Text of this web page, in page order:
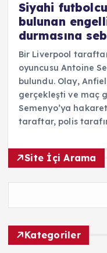
Siyahi
bulunan
durmasına
Bir Liverpool
oyuncusu Antoine
bulundu. Olay,
gerçekleşti ve maç
Semenyo’ya
taraftar, polis
Site İçi Arama
Kategoriler